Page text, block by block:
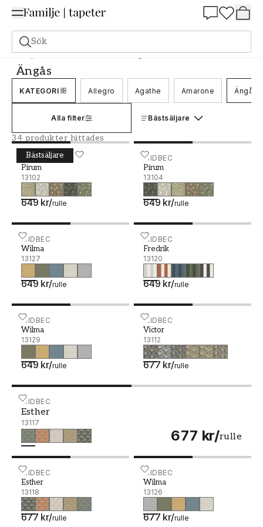
Sök
Tapeter Varumärken Midbec Ängås
Ängås
KATEGORI Allegro Agathe Amarone Ängås
Alla filter Bästsäljare
34 produkter hittades
Bästsäljare
MIDBEC
Pirum
13102
649 kr/rulle
Pirum - 13102 MIDBEC
Pirum
13104
649 kr/rulle
Pirum - 13104
MIDBEC
Wilma
13127
649 kr/rulle
Wilma - 13127 MIDBEC
Fredrik
13120
649 kr/rulle
Fredrik - 13120
MIDBEC
Wilma
13129
649 kr/rulle
Wilma - 13129 MIDBEC
Victor
13112
677 kr/rulle
Victor - 13112
MIDBEC
Esther
13117
677 kr/rulle
Esther - 13117
MIDBEC
Esther
13118
677 kr/rulle
Esther - 13118 MIDBEC
Wilma
13126
677 kr/rulle
Wilma - 13126